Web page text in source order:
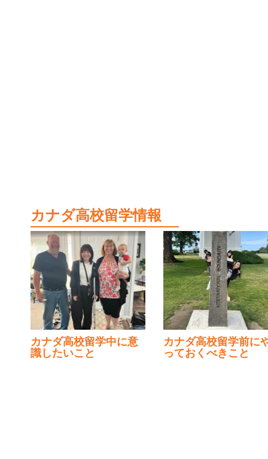
カナダ高校留学情報
カナダ高校留学中に意
識したいこと
カナダ高校留学前にや
っておくべきこと